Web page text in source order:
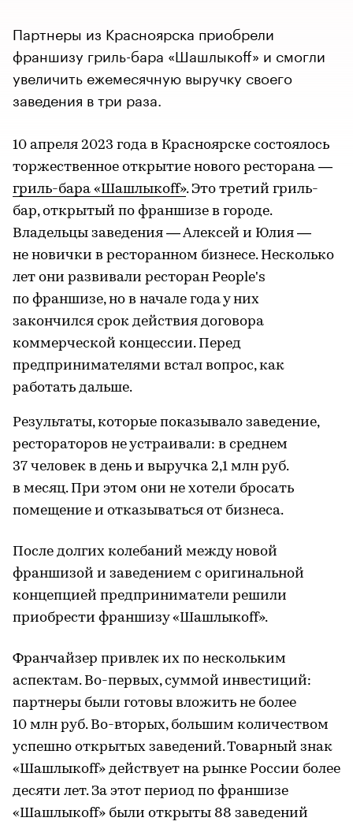
Партнеры из Красноярска приобрели
франшизу гриль-бара «Шашлыкоff» и смогли
увеличить ежемесячную выручку своего
заведения в три раза.
10 апреля 2023 года в Красноярске состоялось
торжественное открытие нового ресторана —
гриль-бара «Шашлыкоff». Это третий гриль-
бар, открытый по франшизе в городе.
Владельцы заведения — Алексей и Юлия —
не новички в ресторанном бизнесе. Несколько
лет они развивали ресторан People's
по франшизе, но в начале года у них
закончился срок действия договора
коммерческой концессии. Перед
предпринимателями встал вопрос, как
работать дальше.
Результаты, которые показывало заведение,
рестораторов не устраивали: в среднем
37 человек в день и выручка 2,1 млн руб.
в месяц. При этом они не хотели бросать
помещение и отказываться от бизнеса.
После долгих колебаний между новой
франшизой и заведением с оригинальной
концепцией предприниматели решили
приобрести франшизу «Шашлыкоff».
Франчайзер привлек их по нескольким
аспектам. Во-первых, суммой инвестиций:
партнеры были готовы вложить не более
10 млн руб. Во-вторых, большим количеством
успешно открытых заведений. Товарный знак
«Шашлыкоff» действует на рынке России более
десяти лет. За этот период по франшизе
«Шашлыкоff» были открыты 88 заведений